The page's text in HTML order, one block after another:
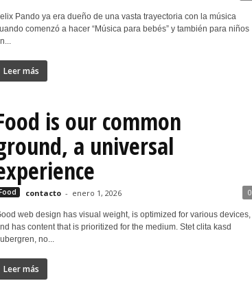
Pando ya era dueño de una vasta trayectoria con la música
comenzó a hacer “Música para bebés” y también para niños
Leer más
is our common
a universal
contacto - enero 1, 2026 0
web design has visual weight, is optimized for various devices,
has content that is prioritized for the medium. Stet clita kasd
no...
Leer más